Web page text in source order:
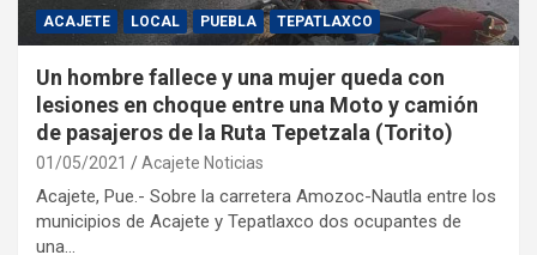
ACAJETE LOCAL PUEBLA TEPATLAXCO
Un hombre fallece y una mujer queda con
lesiones en choque entre una Moto y camión
de pasajeros de la Ruta Tepetzala (Torito)
01/05/2021 Acajete Noticias
Acajete, Pue.- Sobre la carretera Amozoc-Nautla entre los
municipios de Acajete y Tepatlaxco dos ocupantes de
una…